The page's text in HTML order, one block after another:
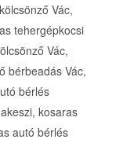
Vác,
tehergépkocsi
Vác,
bérbeadás Vác,
bérlés
kosaras
autó bérlés